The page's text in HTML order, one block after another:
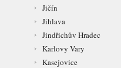
Jičín
Jihlava
Jindřichův Hradec
Karlovy Vary
Kasejovice